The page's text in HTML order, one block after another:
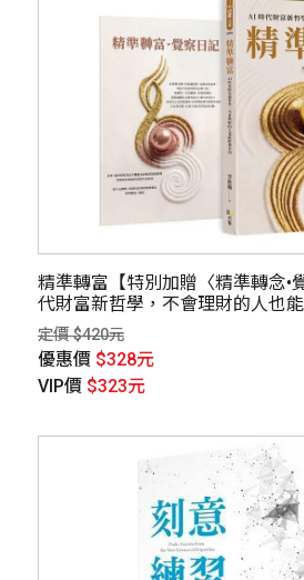
精準轉富【特別加贈〈精準轉念•
代財富新哲學，不會理財的人也
定價 $420元
優惠價 $328元
VIP價 $323元